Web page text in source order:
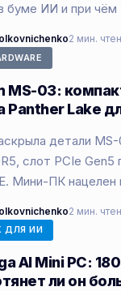
буме ИИ и при чём
2 мин.
MS-03:
Panther Lake
детали
слот PCIe Gen5
Мини-ПК нацелен
2 мин.
ДЛЯ ИИ
AI Mini PC:
ли он